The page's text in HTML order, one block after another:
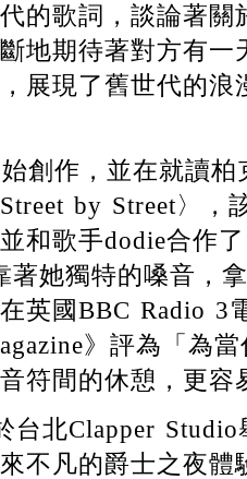
的歌詞，談論著關
地期待著對方有一
展現了舊世代的浪
創作，並在就讀
by Street〉，
和歌手dodie合作
著她獨特的嗓音，
英國BBC Radio 3
》評為「為
符間的休憩，更容
台北Clapper
不凡的爵士之夜體